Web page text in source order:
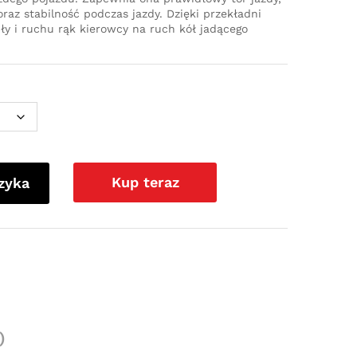
stabilność podczas jazdy. Dzięki przekładni
i ruchu rąk kierowcy na ruch kół jadącego
Kup teraz